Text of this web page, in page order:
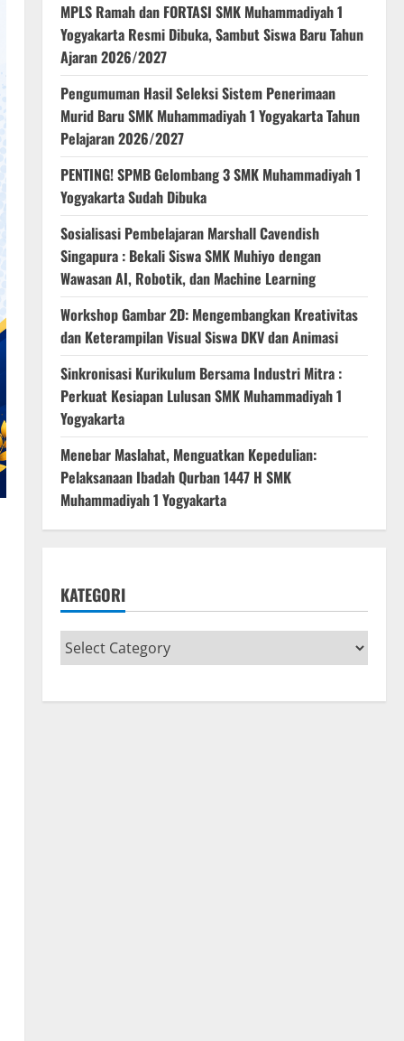
MPLS Ramah dan FORTASI SMK Muhammadiyah 1
Yogyakarta Resmi Dibuka, Sambut Siswa Baru Tahun
Ajaran 2026/2027
Pengumuman Hasil Seleksi Sistem Penerimaan
Murid Baru SMK Muhammadiyah 1 Yogyakarta Tahun
Pelajaran 2026/2027
PENTING! SPMB Gelombang 3 SMK Muhammadiyah 1
Yogyakarta Sudah Dibuka
Sosialisasi Pembelajaran Marshall Cavendish
Singapura : Bekali Siswa SMK Muhiyo dengan
Wawasan AI, Robotik, dan Machine Learning
Workshop Gambar 2D: Mengembangkan Kreativitas
dan Keterampilan Visual Siswa DKV dan Animasi
Sinkronisasi Kurikulum Bersama Industri Mitra :
Perkuat Kesiapan Lulusan SMK Muhammadiyah 1
Yogyakarta
Menebar Maslahat, Menguatkan Kepedulian:
Pelaksanaan Ibadah Qurban 1447 H SMK
Muhammadiyah 1 Yogyakarta
KATEGORI